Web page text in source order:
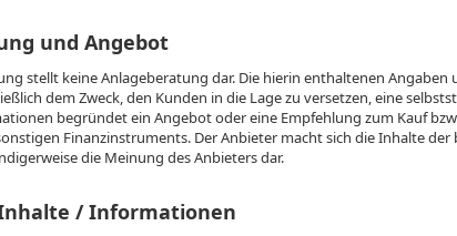
und Angebot
stellt keine Anlageberatung dar. Die hierin enthaltenen
dem Zweck, den Kunden in die Lage zu versetzen, eine
begründet ein Angebot oder eine Empfehlung zum Kauf
Finanzinstruments. Der Anbieter macht sich die Inhalte
die Meinung des Anbieters dar.
/ Informationen